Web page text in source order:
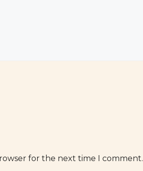
for the next time I comment.